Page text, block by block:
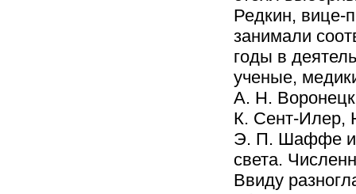
Редкин, вице-
занимали
годы в
ученые,
А. Н.
К. Сент-
Э. П. Шаффе и
света.
Ввиду